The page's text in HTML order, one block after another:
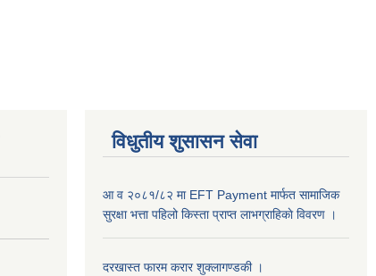
विधुतीय शुसासन सेवा
आ व २०८१/८२ मा EFT Payment मार्फत सामाजिक
सुरक्षा भत्ता पहिलो किस्ता प्राप्त लाभग्राहिकाे विवरण ।
दरखास्त फारम करार शुक्लागण्डकी ।